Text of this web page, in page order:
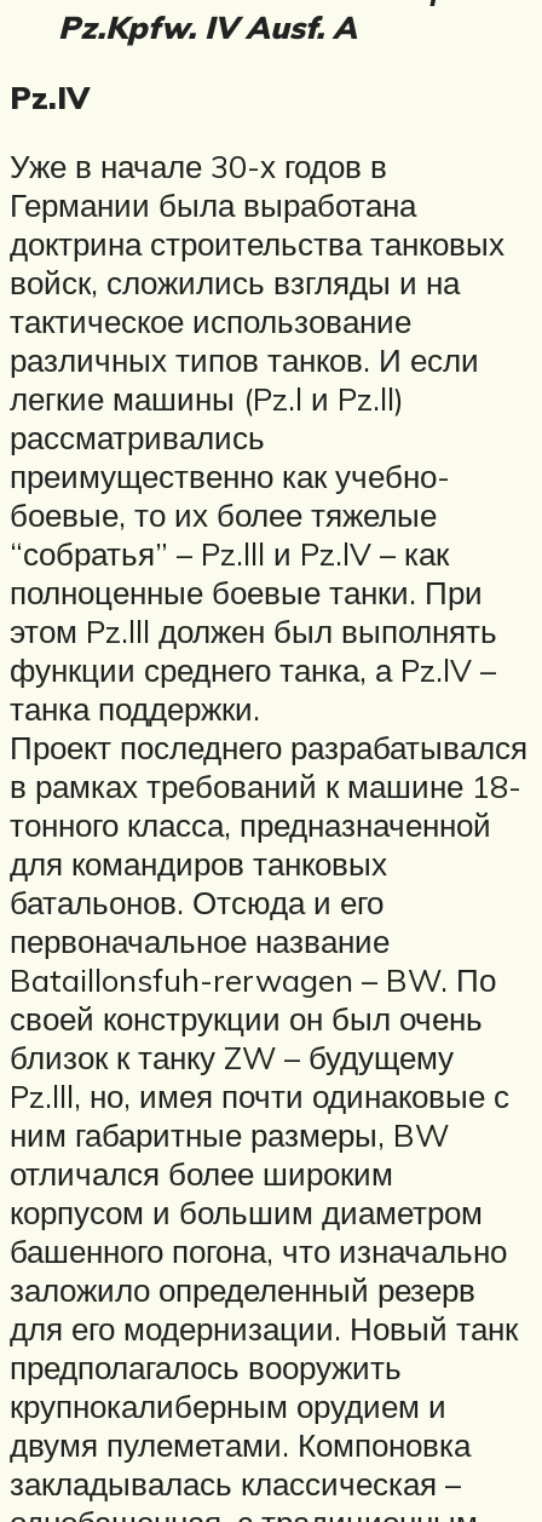
Pz.Kpfw. IV Ausf. A
Pz.IV
Уже в начале 30-х годов в
Германии была выработана
доктрина строительства танковых
войск, сложились взгляды и на
тактическое использование
различных типов танков. И если
легкие машины (Pz.l и Pz.ll)
рассматривались
преимущественно как учебно-
боевые, то их более тяжелые
“собратья” – Pz.lll и Pz.lV – как
полноценные боевые танки. При
этом Pz.lll должен был выполнять
функции среднего танка, а Pz.lV –
танка поддержки.
Проект последнего разрабатывался
в рамках требований к машине 18-
тонного класса, предназначенной
для командиров танковых
батальонов. Отсюда и его
первоначальное название
Bataillonsfuh-rerwagen – BW. По
своей конструкции он был очень
близок к танку ZW – будущему
Pz.lll, но, имея почти одинаковые с
ним габаритные размеры, BW
отличался более широким
корпусом и большим диаметром
башенного погона, что изначально
заложило определенный резерв
для его модернизации. Новый танк
предполагалось вооружить
крупнокалиберным орудием и
двумя пулеметами. Компоновка
закладывалась классическая –